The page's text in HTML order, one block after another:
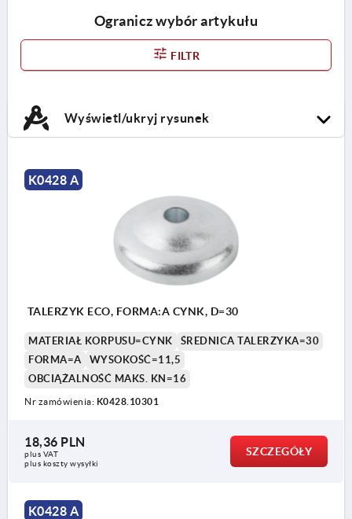
Ogranicz wybór artykułu
FILTR
Wyświetl/ukryj rysunek
K0428 A
TALERZYK ECO, FORMA:A CYNK, D=30
MATERIAŁ KORPUSU=CYNK
ŚREDNICA TALERZYKA=30
FORMA=A
WYSOKOŚĆ=11,5
OBCIĄŻALNOŚĆ MAKS. KN=16
Nr zamówienia: K0428.10301
18,36 PLN
plus VAT
plus koszty wysyłki
SZCZEGÓŁY
K0428 A